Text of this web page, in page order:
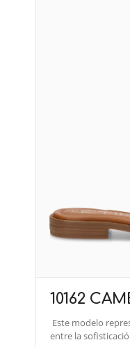
10162
Este modelo
entre la